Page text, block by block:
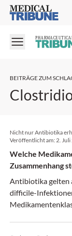
Medical Tribune
BEITRÄGE ZUM
Nicht nur Antibiotika
Veröffentlicht am: 2.
Welche
Zusammenhang
Antibiotika gelten
difficile-